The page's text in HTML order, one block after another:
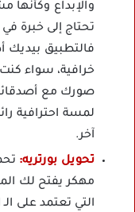
والإبداع
تحتاج إلى خبرة
فالتطبيق بيديك
خرافية، سواء
صورك مع
لمسة احترافية
آخر.
تحويل بورتريه:
مهكر يفتح لك